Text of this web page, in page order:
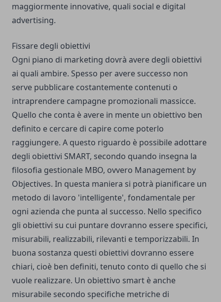
maggiormente innovative, quali social e digital
advertising.
Fissare degli obiettivi
Ogni piano di marketing dovrà avere degli obiettivi
ai quali ambire. Spesso per avere successo non
serve pubblicare costantemente contenuti o
intraprendere campagne promozionali massicce.
Quello che conta è avere in mente un obiettivo ben
definito e cercare di capire come poterlo
raggiungere. A questo riguardo è possibile adottare
degli obiettivi SMART, secondo quando insegna la
filosofia gestionale MBO, ovvero Management by
Objectives. In questa maniera si potrà pianificare un
metodo di lavoro 'intelligente', fondamentale per
ogni azienda che punta al successo. Nello specifico
gli obiettivi su cui puntare dovranno essere specifici,
misurabili, realizzabili, rilevanti e temporizzabili. In
buona sostanza questi obiettivi dovranno essere
chiari, cioè ben definiti, tenuto conto di quello che si
vuole realizzare. Un obiettivo smart è anche
misurabile secondo specifiche metriche di